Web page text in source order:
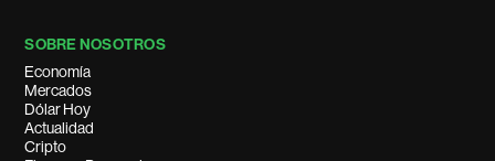
SOBRE NOSOTROS
Economía
Mercados
Dólar Hoy
Actualidad
Cripto